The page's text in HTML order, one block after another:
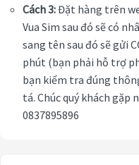
Cách 3:Đặt hàng trên
Vua Sim sau đó sẽ có
sang tên sau đó sẽ gửi
phút (bạn phải hỗ trợ
bạn kiểm tra đúng
tá. Chúc quý khách gặp
0837895896